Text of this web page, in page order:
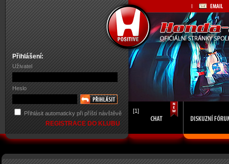
Přihlášení:
Uživatel
Heslo
Přihlásit automaticky při příští návštěvě
REGISTRACE DO KLUBU
[1]